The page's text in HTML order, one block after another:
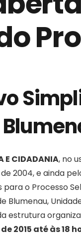
E CIDADANIA, no
2004, e ainda
o Processo
Blumenau,
estrutura
2015 até às 18